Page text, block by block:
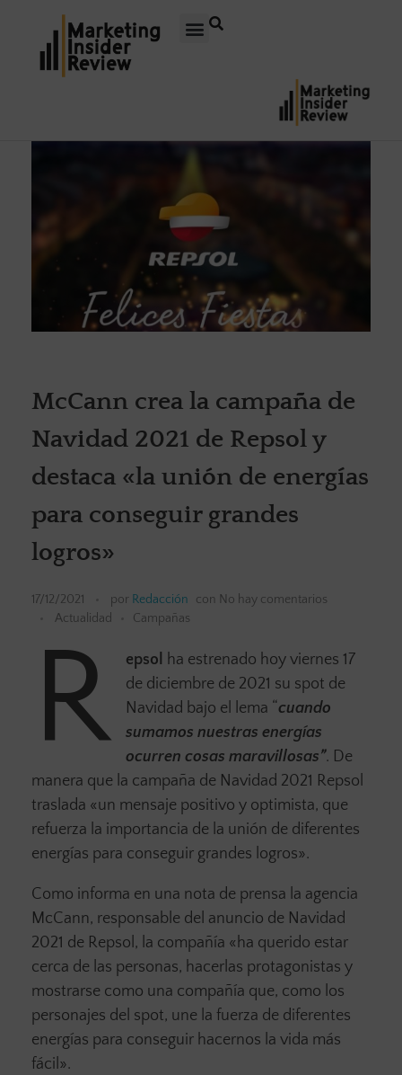
McCann crea la campaña de
Navidad 2021 de Repsol y
destaca «la unión de energías
para conseguir grandes
logros»
17/12/2021 por Redacción con No hay comentarios
Actualidad
Campañas
R epsol ha estrenado hoy viernes 17
de diciembre de 2021 su spot de
Navidad bajo el lema “cuando
sumamos nuestras energías
ocurren cosas maravillosas”. De
manera que la campaña de Navidad 2021 Repsol
traslada «un mensaje positivo y optimista, que
refuerza la importancia de la unión de diferentes
energías para conseguir grandes logros».
Como informa en una nota de prensa la agencia
McCann, responsable del anuncio de Navidad
2021 de Repsol, la compañía «ha querido estar
cerca de las personas, hacerlas protagonistas y
mostrarse como una compañía que, como los
personajes del spot, une la fuerza de diferentes
energías para conseguir hacernos la vida más
fácil».